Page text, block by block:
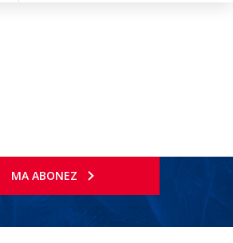
MA ABONEZ